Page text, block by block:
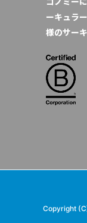
ーキュラ
様のサー
Copyright